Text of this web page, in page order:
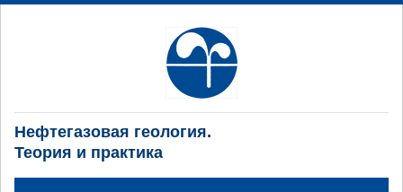
Нефтегазовая геология.
Теория и практика